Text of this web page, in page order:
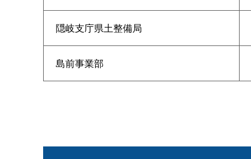
隠岐支庁県土整備局
島前事業部